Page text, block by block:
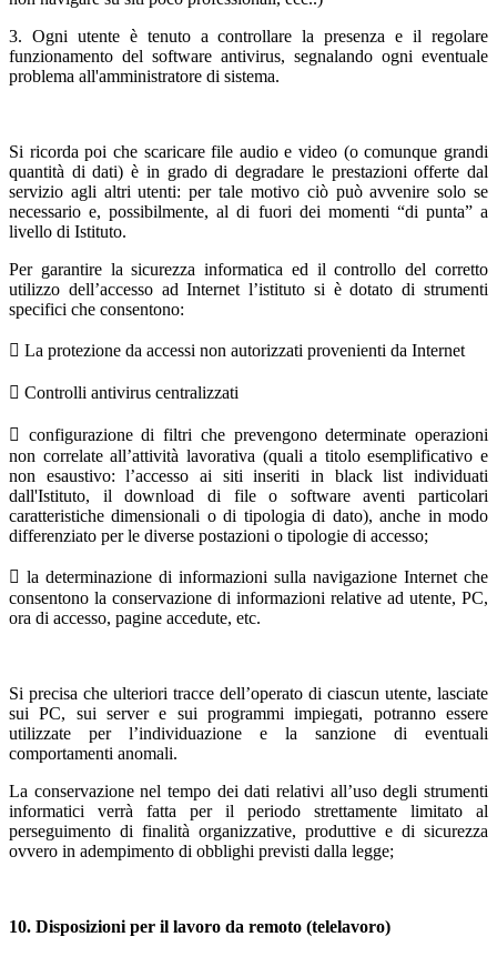
3. Ogni utente è tenuto a controllare la presenza e il regolare
funzionamento del software antivirus, segnalando ogni eventuale
problema all'amministratore di sistema.
Si ricorda poi che scaricare file audio e video (o comunque grandi
quantità di dati) è in grado di degradare le prestazioni offerte dal
servizio agli altri utenti: per tale motivo ciò può avvenire solo se
necessario e, possibilmente, al di fuori dei momenti “di punta” a
livello di Istituto.
Per garantire la sicurezza informatica ed il controllo del corretto
utilizzo dell’accesso ad Internet l’istituto si è dotato di strumenti
specifici che consentono:
 La protezione da accessi non autorizzati provenienti da Internet
 Controlli antivirus centralizzati
 configurazione di filtri che prevengono determinate operazioni
non correlate all’attività lavorativa (quali a titolo esemplificativo e
non esaustivo: l’accesso ai siti inseriti in black list individuati
dall'Istituto, il download di file o software aventi particolari
caratteristiche dimensionali o di tipologia di dato), anche in modo
differenziato per le diverse postazioni o tipologie di accesso;
 la determinazione di informazioni sulla navigazione Internet che
consentono la conservazione di informazioni relative ad utente, PC,
ora di accesso, pagine accedute, etc.
Si precisa che ulteriori tracce dell’operato di ciascun utente, lasciate
sui PC, sui server e sui programmi impiegati, potranno essere
utilizzate per l’individuazione e la sanzione di eventuali
comportamenti anomali.
La conservazione nel tempo dei dati relativi all’uso degli strumenti
informatici verrà fatta per il periodo strettamente limitato al
perseguimento di finalità organizzative, produttive e di sicurezza
ovvero in adempimento di obblighi previsti dalla legge;
10. Disposizioni per il lavoro da remoto (telelavoro)